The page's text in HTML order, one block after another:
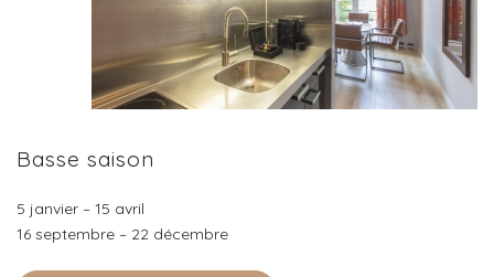
Basse saison
5 janvier – 15 avril
16 septembre – 22 décembre